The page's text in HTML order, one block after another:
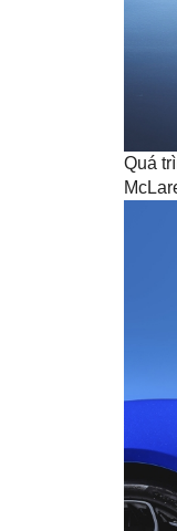
Quá